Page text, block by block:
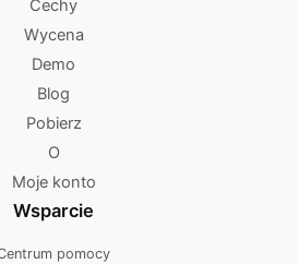
Cechy
Wycena
Demo
Blog
Pobierz
O
Moje konto
Wsparcie
pomocy